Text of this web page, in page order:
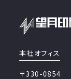
本社オフィス
〒330-0854